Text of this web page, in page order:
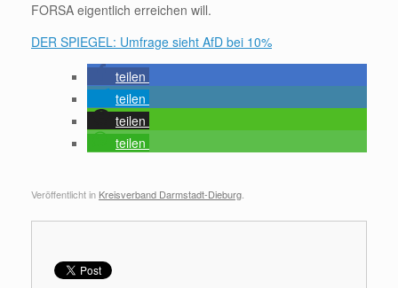
FORSA eigentlich erreichen will.
DER SPIEGEL: Umfrage sieht AfD bei 10%
teilen
teilen
teilen
teilen
Veröffentlicht in Kreisverband Darmstadt-Dieburg